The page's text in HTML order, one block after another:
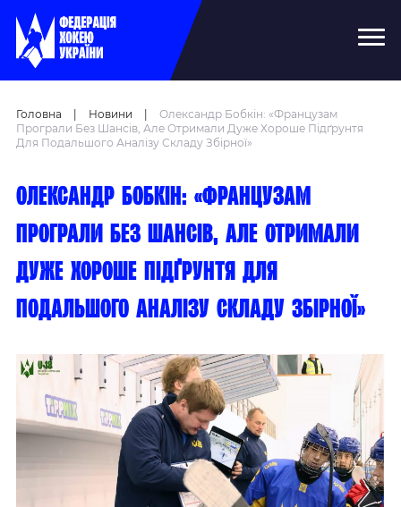
Головна Новини
Олександр Бобкін: «Французам
Програли Без Шансів, Але Отримали Дуже Хороше Підґрунтя
Для Подальшого Аналізу Складу Збірної»
Олександр Бобкін: «Французам
програли без шансів, але отримали
дуже хороше підґрунтя для
подальшого аналізу складу збірної»